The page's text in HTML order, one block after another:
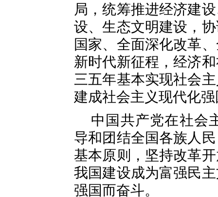
局，统筹推进经济建
设、生态文明建设，
国家、全面深化改革
新时代新征程，经济
三五年基本实现社会
建成社会主义现代化
中国共产党在社会
导和团结全国各族人
基本原则，坚持改革
我国建设成为富强民
强国而奋斗。